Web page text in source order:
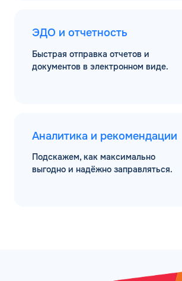
ЭДО и отчетность
Быстрая отправка отчетов и
документов в электронном виде.
Аналитика и рекомендации
Подскажем, как максимально
выгодно и надёжно заправляться.